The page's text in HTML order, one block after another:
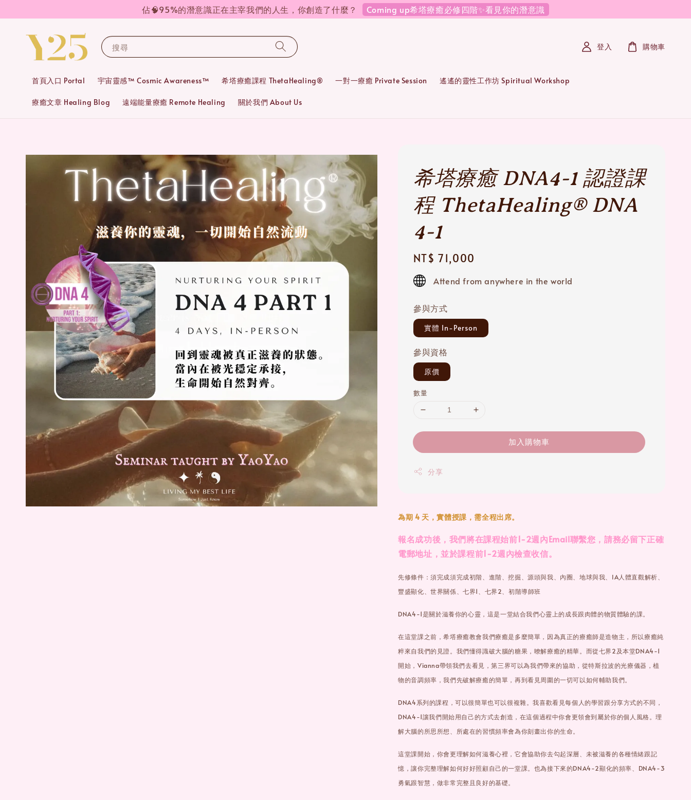
佔🧠95%的潛意識正在主宰我們的人生，你創造了什麼？ Coming up希塔療癒必修四階✨看見你的潛意識
搜尋
首頁入口 Portal 宇宙靈感™ Cosmic Awareness™ 希塔療癒課程 ThetaHealing® 一對一療癒 Private Session 遙遙的靈性工作坊 Spiritual Workshop
療癒文章 Healing Blog 遠端能量療癒 Remote Healing 關於我們 About Us
登入 購物車
希塔療癒 DNA4-1 認證課
程 ThetaHealing® DNA
4-1
Regular
price
NT$ 71,000
Attend from anywhere in the world
參與方式
實體 In-Person
參與資格
原價
數量
加入購物車
分享
為期 4 天，實體授課，需全程出席。
報名成功後，我們將在課程始前1-2週內Email聯繫您，請務必留下正確
電郵地址，並於課程前1-2週內檢查收信。
先修條件：須完成須完成初階、進階、挖掘、源頭與我、內圈、地球與我、IA人體直觀解析、
豐盛顯化、世界關係、七界1、七界2、初階導師班
DNA4-1是關於滋養你的心靈，這是一堂結合我們心靈上的成長跟肉體的物質體驗的課。
在這堂課之前，希塔療癒教會我們療癒是多麼簡單，因為真正的療癒師是造物主，所以療癒純
粹來自我們的見證。我們懂得識破大腦的糖果，暸解療癒的精華。而從七界2及本堂DNA4-1
開始，Vianna帶領我們去看見，第三界可以為我們帶來的協助，從特斯拉波的光療儀器，植
物的音調頻率，我們先破解療癒的簡單，再到看見周圍的一切可以如何輔助我們。
DNA4系列的課程，可以很簡單也可以很複雜。我喜歡看見每個人的學習跟分享方式的不同，
DNA4-1讓我們開始用自己的方式去創造，在這個過程中你會更領會到屬於你的個人風格。理
解大腦的所思所想、所處在的習慣頻率會為你刻畫出你的生命。
這堂課開始，你會更理解如何滋養心裡，它會協助你去勾起深層、未被滋養的各種情緒跟記
憶，讓你完整理解如何好好照顧自己的一堂課。也為接下來的DNA4-2顯化的頻率、DNA4-3
勇氣跟智慧，做非常完整且良好的基礎。